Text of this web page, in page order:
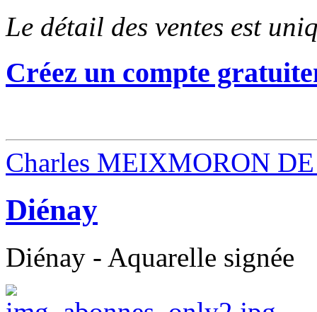
Le détail des ventes est
Créez un compte
Charles MEIXMORON
Diénay
Diénay - Aquarelle signée